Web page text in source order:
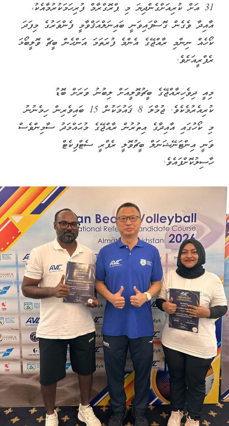
31 އަށް ކުރިއަށްގެންދިޔަ މި ޕްރޮގްރާމް ފުރިހަމަކުރުމާއެކު،
އާއިދާ ވެގެން ގޮސްފައިވަނީ ބައިނަލްއަޤްވާމީ ފެންވަރުގެ މިފަދަ
ކޯހެއް ނިންމި ރާއްޖޭގެ އެންމެ ފުރަތަމަ އަންހެން ބީޗް ވޮލީބޯޅަ
ރެފްރީއަށެވެ.
މިއީ ދިވެހިރާއްޖޭގެ ބީޗުވޮލީއަށް ލިބުނު ވަރަށް ބޮޑު
ކުރިއެރުމެކެވެ. ޖުމްލަ 8 ޤައުމަކުން 15 ބައިވެރިން ހިމެނުނު
މި ކޯހުގައި އާއިދާގެ އިތުރުން ރާއްޖޭގެ މުޙައްމަދު ސާމިންވެސް
ވަނީ އިންޓަނޭޝަނަލް ބީޗުވޮލީ ރެފްރީ ސެޓްފިކެޓް
ހާސިލުކޮށްފައެވެ.